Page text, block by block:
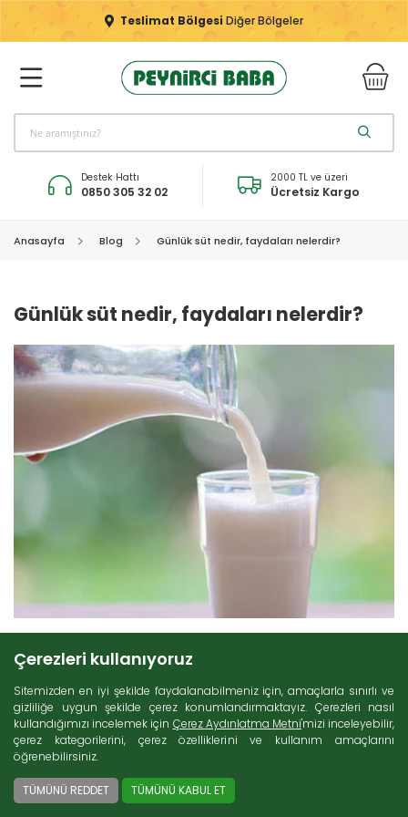
Teslimat Bölgesi Diğer Bölgeler
Destek Hattı
0850 305 32 02
2000 TL ve üzeri
Ücretsiz Kargo
Anasayfa Blog Günlük süt nedir, faydaları nelerdir?
Günlük süt nedir, faydaları nelerdir?
4 Ocak 2021
Günlük Süt Hakkında Merak Ettiğiniz Her Şey
İnsan vücudu için doğal bir kalsiyum kaynağı olan
herkesin sıklıkla kullandığı gıda maddeleri arasında yer almaktadır.
Çerezleri kullanıyoruz
Sitemizden en iyi şekilde faydalanabilmeniz için, amaçlarla sınırlı ve
gizliliğe uygun şekilde çerez konumlandırmaktayız. Çerezleri nasıl
kullandığımızı incelemek için Çerez Aydınlatma Metni'mizi inceleyebilir,
çerez kategorilerini, çerez özelliklerini ve kullanım amaçlarını
öğrenebilirsiniz.
TÜMÜNÜ REDDET TÜMÜNÜ KABUL ET